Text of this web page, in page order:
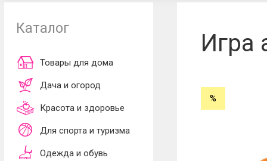
обработки
принимаю
Каталог
Товары для дома
Дача и огород
Красота и здоровье
Для спорта и туризма
Одежда и обувь
Игра
%